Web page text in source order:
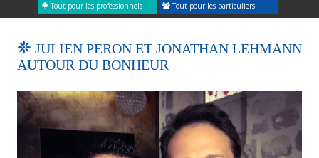
Tout pour les professionnels Tout pour les particuliers
JULIEN PERON ET JONATHAN LEHMANN
AUTOUR DU BONHEUR